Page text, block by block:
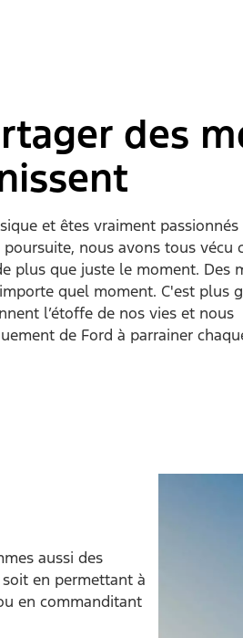
des
et êtes vraiment passionnés
nous avons tous vécu
plus que juste le moment. Des
quel moment. C'est plus
l’étoffe de nos vies et nous
de Ford à parrainer
aussi des
en permettant à
en commanditant